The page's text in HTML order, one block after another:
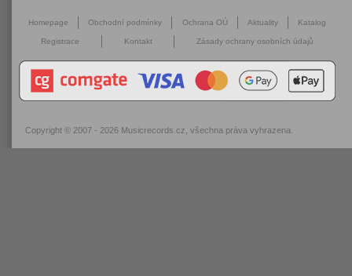
Homepage Obchodní podmínky Ochrana OÚ Aktuality Katalog
Registrace Kontakt Zásady ochrany osobních údajů
Copyright © 2007 - 2026 Musicrecords.cz , všechna práva vyhrazena.